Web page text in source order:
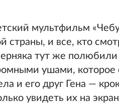
мультфильм
страны, и все, кто
тут же полюбили
ушами, которое
и его друг Гена —
увидеть их на